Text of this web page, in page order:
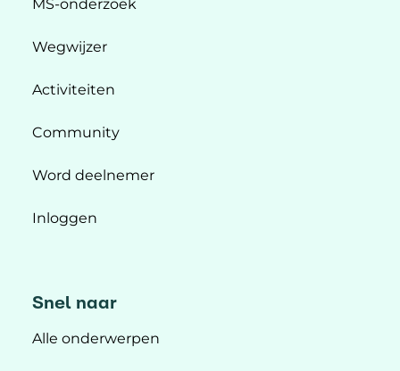
MS-onderzoek
Wegwijzer
Activiteiten
Community
Word deelnemer
Inloggen
Snel naar
Alle onderwerpen